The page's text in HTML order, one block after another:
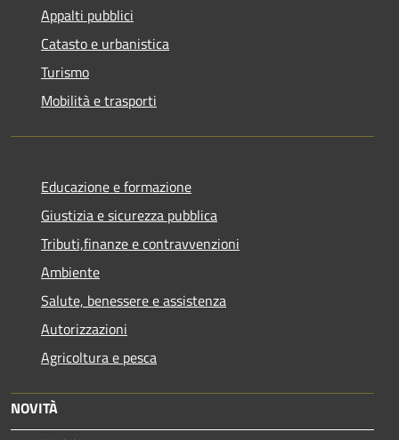
Appalti pubblici
Catasto e urbanistica
Turismo
Mobilità e trasporti
Educazione e formazione
Giustizia e sicurezza pubblica
Tributi,finanze e contravvenzioni
Ambiente
Salute, benessere e assistenza
Autorizzazioni
Agricoltura e pesca
NOVITÀ